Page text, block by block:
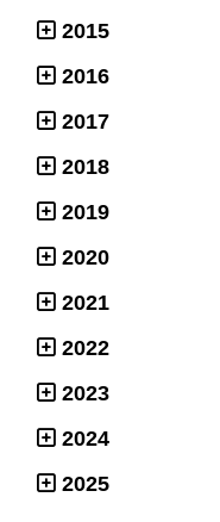
2015
2016
2017
2018
2019
2020
2021
2022
2023
2024
2025